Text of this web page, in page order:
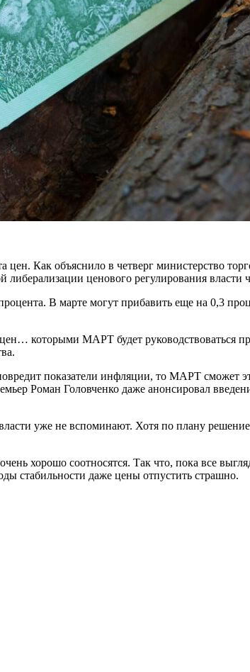
Как объяснило в четверг министерство
ценового регулирования власти
В марте могут прибавить еще на 0,3
которыми МАРТ будет
показатели инфляции, то МАРТ сможет
Роман Головченко даже анонсировал
уже не вспоминают. Хотя по плану
хорошо соотносятся. Так что, пока все
стабильности даже цены отпустить страшно.